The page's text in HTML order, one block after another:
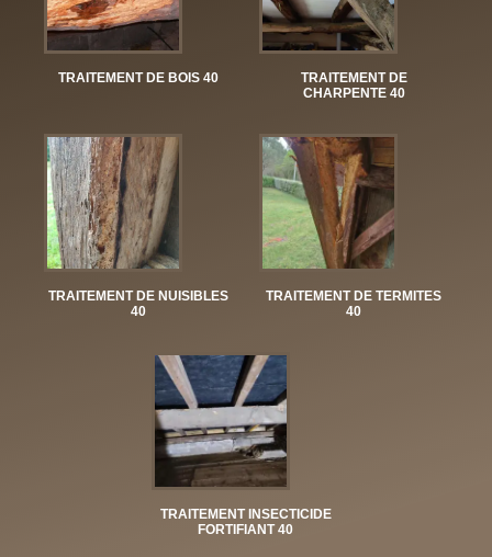
TRAITEMENT DE BOIS 40
TRAITEMENT DE
CHARPENTE 40
TRAITEMENT DE NUISIBLES
40
TRAITEMENT DE TERMITES
40
TRAITEMENT INSECTICIDE
FORTIFIANT 40